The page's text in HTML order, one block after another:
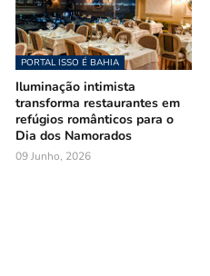
PORTAL ISSO É BAHIA
Iluminação intimista
transforma restaurantes em
refúgios românticos para o
Dia dos Namorados
09 Junho, 2026